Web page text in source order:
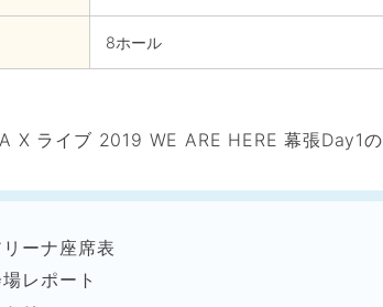
8ホール
X ライブ 2019 WE ARE HERE 幕張Day1の
リーナ座席表
レポート